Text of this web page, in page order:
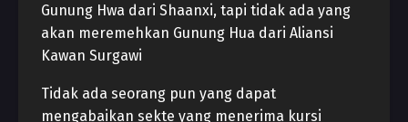
Gunung Hwa dari Shaanxi, tapi tidak ada yang
akan meremehkan Gunung Hua dari Aliansi
Kawan Surgawi
Tidak ada seorang pun yang dapat
mengabaikan sekte yang menerima kursi